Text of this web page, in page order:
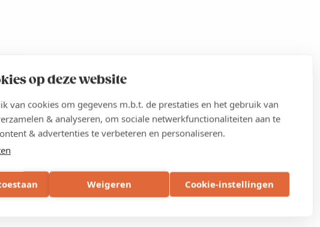
op deze website
van cookies om gegevens m.b.t. de prestaties en het gebruik van
& analyseren, om sociale netwerkfunctionaliteiten aan te
& advertenties te verbeteren en personaliseren.
Weigeren Cookie-instellingen